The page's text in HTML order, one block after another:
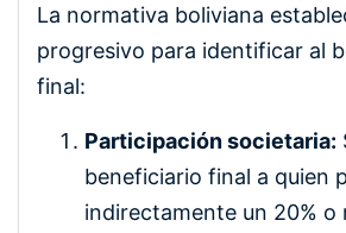
La normativa boliviana
progresivo para identificar al
final:
Participación societaria:
beneficiario final a quien
indirectamente un 20% o